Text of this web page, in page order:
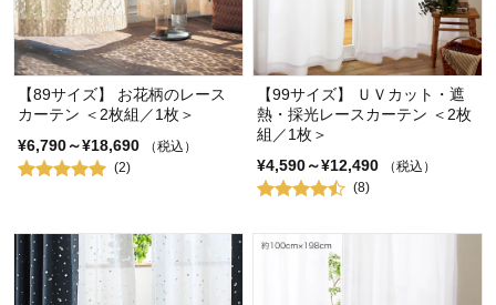
【89サイズ】 お花柄のレース
カーテン ＜2枚組／1枚＞
¥6,790～¥18,690
（税込）
(2)
【99サイズ】 ＵＶカット・遮
熱・採光レースカーテン ＜2枚
組／1枚＞
¥4,590～¥12,490
（税込）
(8)